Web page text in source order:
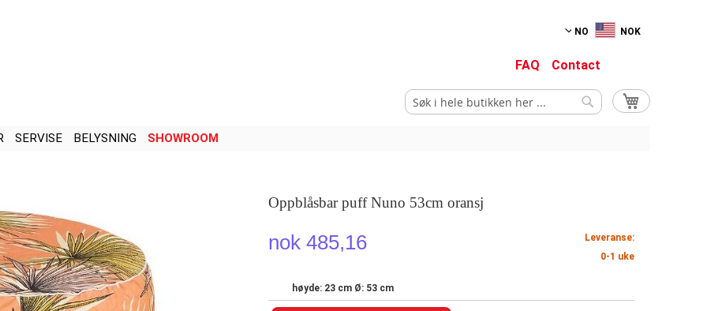
NO NOK
FAQ Contact
Min handlekurv
SERVISE BELYSNING SHOWROOM
Oppblåsbar puff Nuno 53cm oransj
nok 485,16
Leveranse:
0-1 uke
høyde: 23 cm Ø: 53 cm